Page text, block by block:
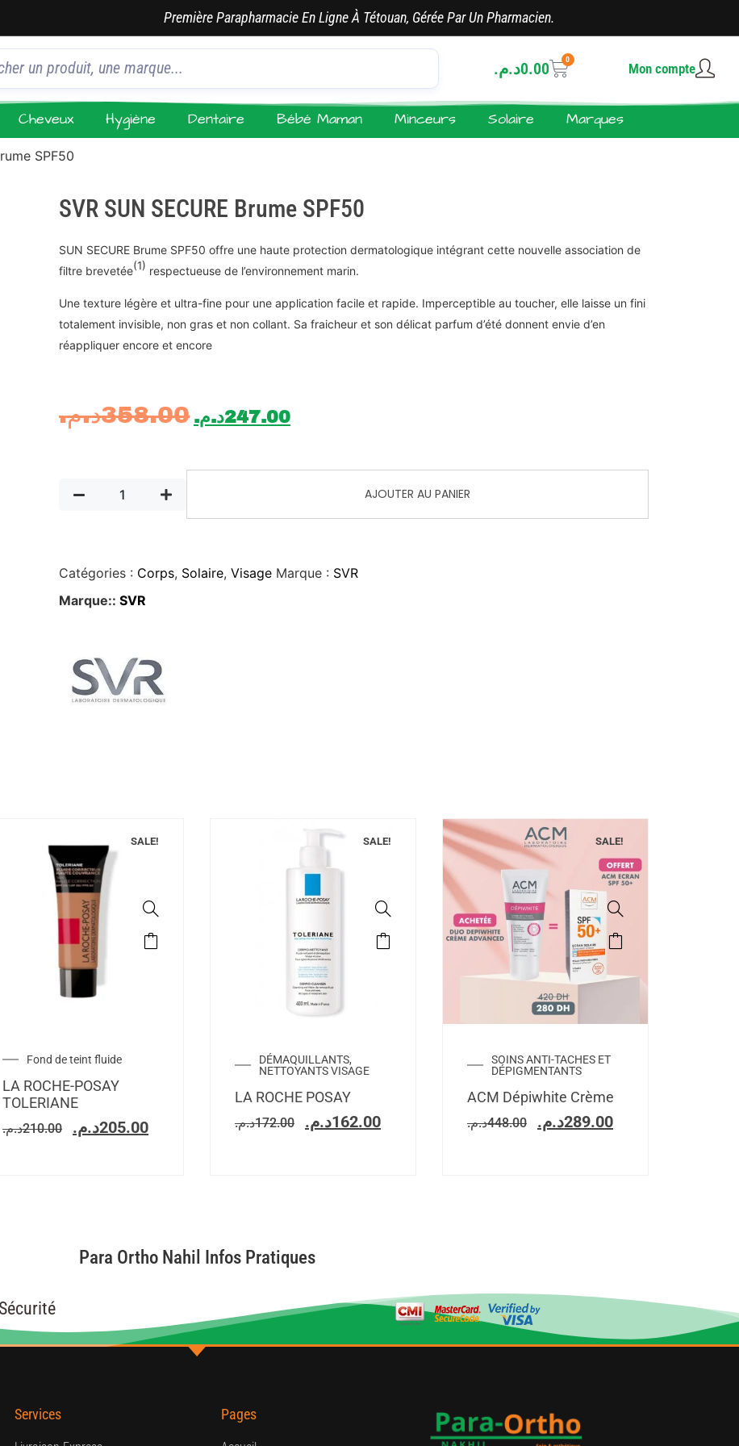
Première Parapharmacie En Ligne À Tétouan, Gérée Par Un Pharmacien.
0.00د.م. 0
Mon compte
Cheveux Hygiène Dentaire Bébé Maman Minceurs Solaire Marques
SPF50
SVR SUN SECURE Brume SPF50
SUN SECURE Brume SPF50 offre une haute protection dermatologique intégrant cette nouvelle association de
filtre brevetée(1) respectueuse de l’environnement marin.
Une texture légère et ultra-fine pour une application facile et rapide. Imperceptible au toucher, elle laisse un fini
totalement invisible, non gras et non collant. Sa fraicheur et son délicat parfum d’été donnent envie d’en
réappliquer encore et encore
358.00د.م. 247.00د.م.
AJOUTER AU PANIER
Catégories : Corps, Solaire, Visage Marque : SVR
Marque:: SVR
SALE!
Fond de teint fluide
LA ROCHE-POSAY
TOLERIANE
210.00د.م. 205.00د.م.
SALE!
DÉMAQUILLANTS,
NETTOYANTS VISAGE
LA ROCHE POSAY
172.00د.م. 162.00د.م.
SALE!
SOINS ANTI-TACHES ET
DÉPIGMENTANTS
ACM Dépiwhite Crème
448.00د.م. 289.00د.م.
Para Ortho Nahil Infos Pratiques
Services Pages